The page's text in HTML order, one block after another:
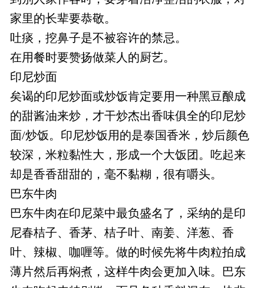
家里的长辈要恭敬。
吐痰，挖鼻子是不被容许的禁忌。
在用餐时要赞扬做菜人的厨艺。
印尼炒面
矣谒的印尼炒面或炒饭肯定要用一种黑豆酿成
的甜酱油来炒，才干炒杰出香味俱全的印尼炒
面/炒饭。印尼炒饭用的是泰国香米，炒后颜色
较深，米粒黏性大，形成一个大饭团。吃起来
却是香香甜甜的，毫不黏糊，很有嚼头。
巴东牛肉
巴东牛肉在印尼菜中最负盛名了，采纳的是印
尼春桔子、香茅、桔子叶、南姜、洋葱、香
叶、辣椒、咖喱等。做的时候先将牛肉粒拍成
薄片然后再焖煮，这样牛肉会更加入味。巴东